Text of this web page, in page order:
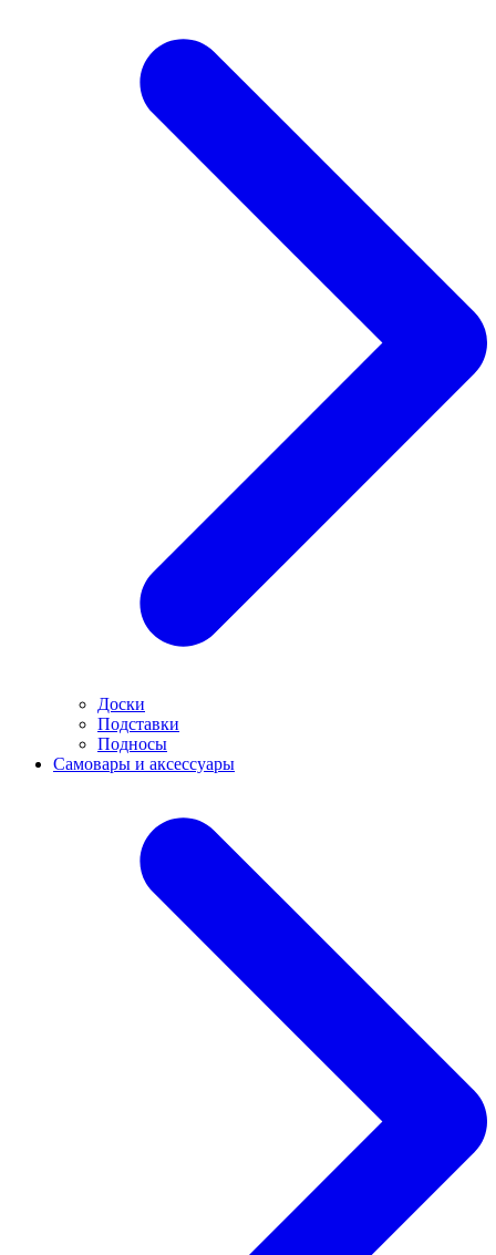
Доски
Подставки
Подносы
Самовары и аксессуары